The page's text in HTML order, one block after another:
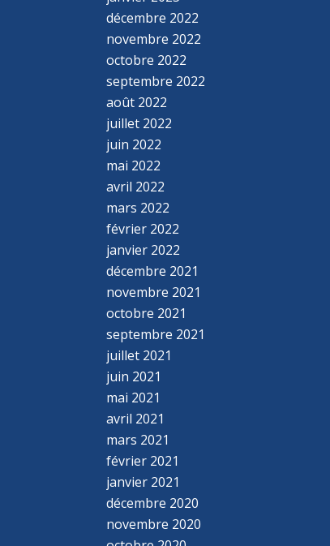
décembre 2022
novembre 2022
octobre 2022
septembre 2022
août 2022
juillet 2022
juin 2022
mai 2022
avril 2022
mars 2022
février 2022
janvier 2022
décembre 2021
novembre 2021
octobre 2021
septembre 2021
juillet 2021
juin 2021
mai 2021
avril 2021
mars 2021
février 2021
janvier 2021
décembre 2020
novembre 2020